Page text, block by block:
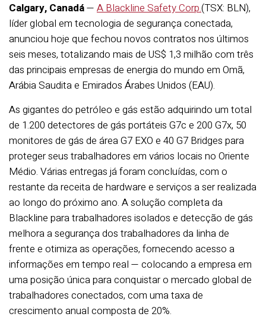
Calgary, Canadá— A Blackline Safety Corp.(TSX: BLN),
líder global em tecnologia de segurança conectada,
anunciou hoje que fechou novos contratos nos últimos
seis meses, totalizando mais de US$ 1,3 milhão com três
das principais empresas de energia do mundo em Omã,
Arábia Saudita e Emirados Árabes Unidos (EAU).
As gigantes do petróleo e gás estão adquirindo um total
de 1.200 detectores de gás portáteis G7c e 200 G7x, 50
monitores de gás de área G7 EXO e 40 G7 Bridges para
proteger seus trabalhadores em vários locais no Oriente
Médio. Várias entregas já foram concluídas, com o
restante da receita de hardware e serviços a ser realizada
ao longo do próximo ano. A solução completa da
Blackline para trabalhadores isolados e detecção de gás
melhora a segurança dos trabalhadores da linha de
frente e otimiza as operações, fornecendo acesso a
informações em tempo real — colocando a empresa em
uma posição única para conquistar o mercado global de
trabalhadores conectados, com uma taxa de
crescimento anual composta de 20%.